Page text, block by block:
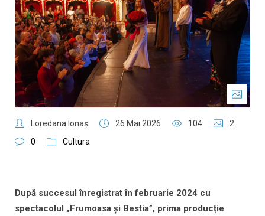
Loredana Ionaş 26 Mai 2026 104
2
0
Cultura
După succesul înregistrat în februarie 2024 cu
spectacolul „Frumoasa și Bestia”, prima producție